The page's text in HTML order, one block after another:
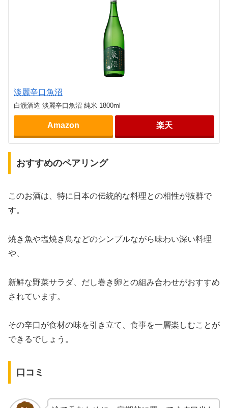
淡麗辛口魚沼
白瀧酒造 淡麗辛口魚沼 純米 1800ml
Amazon 楽天
おすすめのペアリング
このお酒は、特に日本の伝統的な料理との相性が抜群で
す。
焼き魚や塩焼き鳥などのシンプルながら味わい深い料理
や、
新鮮な野菜サラダ、だし巻き卵との組み合わせがおすすめ
されています。
その辛口が食材の味を引き立て、食事を一層楽しむことが
できるでしょう。
口コミ